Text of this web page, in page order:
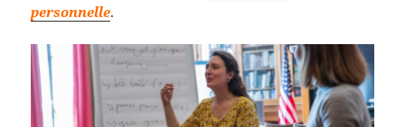
personnelle.